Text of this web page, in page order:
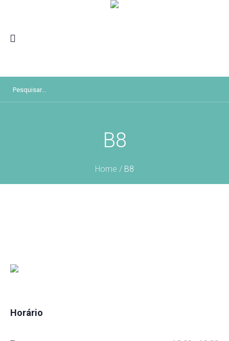
B8
Home / B8
Horário